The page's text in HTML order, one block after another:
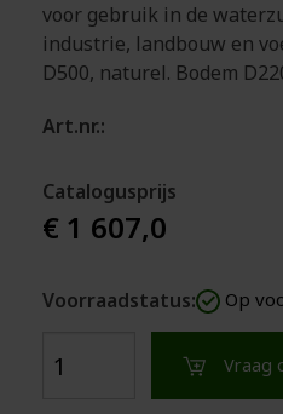
voor gebruik in de
industrie, landbouw en
D500, naturel. Bodem
Art.nr.:
Catalogusprijs
€ 1 607,0
Voorraadstatus: Op
Vraag